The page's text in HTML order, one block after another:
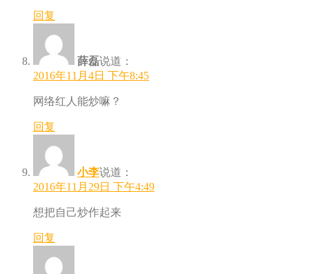
回复
薛磊说道：
2016年11月4日 下午8:45
网络红人能炒嘛？
回复
小李说道：
2016年11月29日 下午4:49
想把自己炒作起来
回复